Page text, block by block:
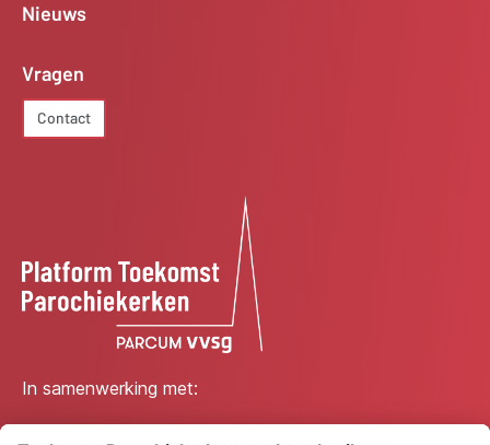
In samenwerking met:
Nieuws
Vragen
Contact